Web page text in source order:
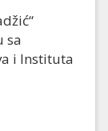
sa
i Instituta